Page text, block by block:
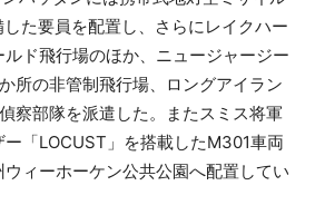
した要員を配置し、さらにレイクハー
ド飛行場のほか、ニュージャージー
所の非管制飛行場、ロングアイラン
察部隊を派遣した。またスミス将軍
「LOCUST」を搭載したM301車両
ィーホーケン公共公園へ配置してい